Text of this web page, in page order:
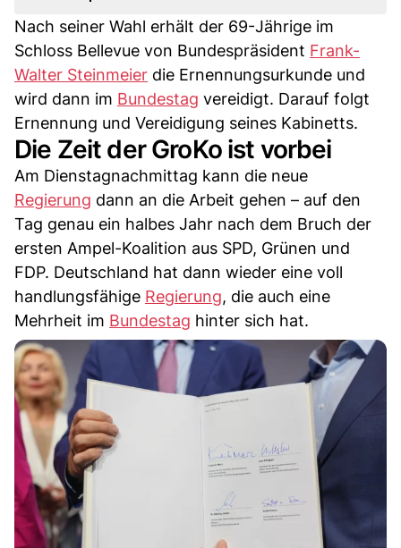
Nach seiner Wahl erhält der 69-Jährige im
Schloss Bellevue von Bundespräsident Frank-
Walter Steinmeier die Ernennungsurkunde und
wird dann im Bundestag vereidigt. Darauf folgt
Ernennung und Vereidigung seines Kabinetts.
Die Zeit der GroKo ist vorbei
Am Dienstagnachmittag kann die neue
Regierung dann an die Arbeit gehen – auf den
Tag genau ein halbes Jahr nach dem Bruch der
ersten Ampel-Koalition aus SPD, Grünen und
FDP. Deutschland hat dann wieder eine voll
handlungsfähige Regierung, die auch eine
Mehrheit im Bundestag hinter sich hat.